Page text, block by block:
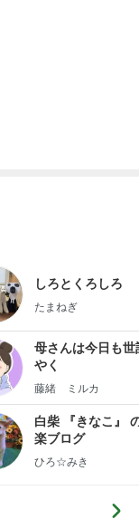
しろとくろしろ
たまねぎ
母さんは今日も世
やく
藤緒 ミルカ
白柴 『きなこ』
楽ブログ
ひろ☆みき